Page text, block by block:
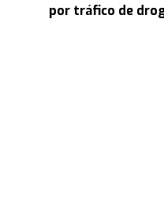
por tráfico de